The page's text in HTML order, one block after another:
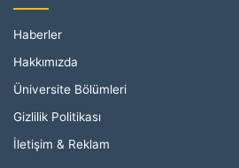
Haberler
Hakkımızda
Üniversite Bölümleri
Gizlilik Politikası
İletişim & Reklam